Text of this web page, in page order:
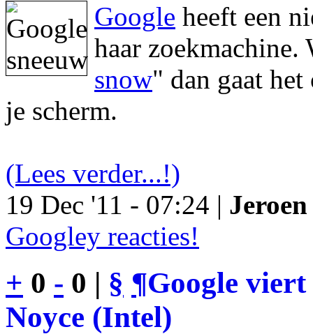
Google heeft een
haar zoekmachine.
snow" dan gaat
je scherm.
(Lees verder...!)
19 Dec '11 - 07:24 |
Googley reacties!
+ 0 - 0 | § ¶Google
Noyce (Intel)